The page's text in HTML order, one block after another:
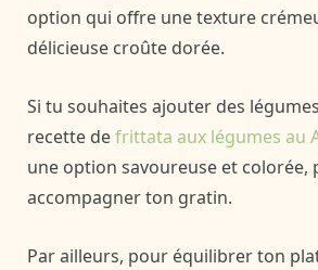
option qui offre une texture
délicieuse croûte dorée.
Si tu souhaites ajouter des
recette defrittata aux légumes au
une option savoureuse et colorée,
accompagner ton gratin.
Par ailleurs, pour équilibrer ton